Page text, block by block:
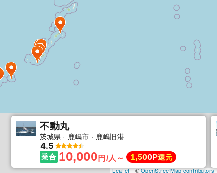
Leaflet| ©OpenStreetMap contributors
不動丸
茨城県 鹿嶋市 鹿嶋旧港
4.5
乗合 10,000 円/人～ 1,500P還元